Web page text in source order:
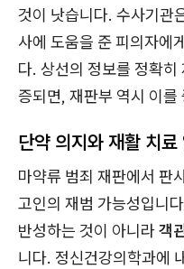
것이 낫습니다. 수사기관
사에 도움을 준 피의자에
다. 상선의 정보를 정확
증되면, 재판부 역시 이
단약 의지와 재활 치료
마약류 범죄 재판에서 판
고인의 재범 가능성입니
반성하는 것이 아니라객
니다. 정신건강의학과에